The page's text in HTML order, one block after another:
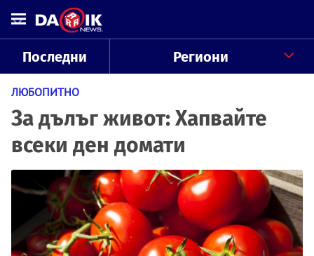
Последни Региони
ЛЮБОПИТНО
За дълъг живот: Хапвайте
всеки ден домати